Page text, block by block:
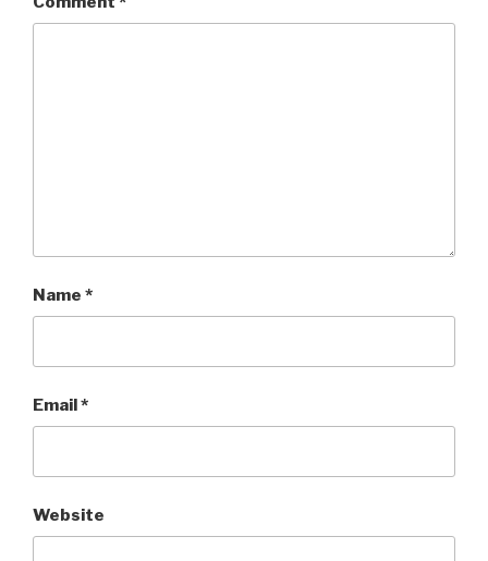
Name *
Email*
Website